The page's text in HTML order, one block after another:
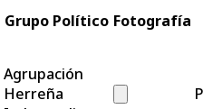
Grupo Político Fotografía
Agrupación
Herreña